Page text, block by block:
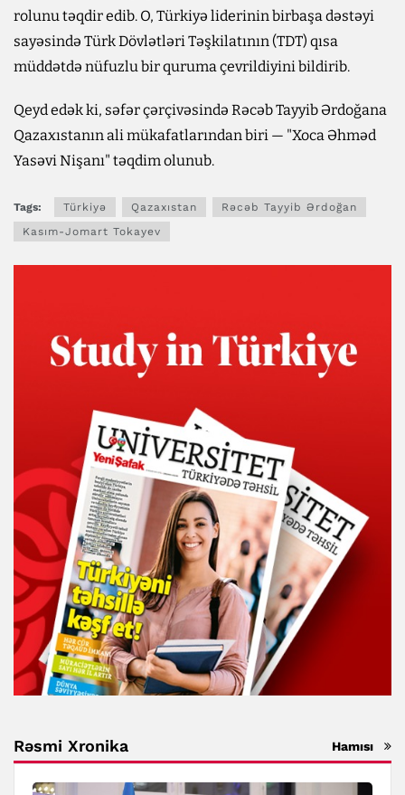
rolunu təqdir edib. O, Türkiyə liderinin birbaşa dəstəyi
sayəsində Türk Dövlətləri Təşkilatının (TDT) qısa
müddətdə nüfuzlu bir quruma çevrildiyini bildirib.
Qeyd edək ki, səfər çərçivəsində Rəcəb Tayyib Ərdoğana
Qazaxıstanın ali mükafatlarından biri — "Xoca Əhməd
Yasəvi Nişanı" təqdim olunub.
Tags: Türkiyə Qazaxıstan
Rəcəb Tayyib Ərdoğan
Kasım-Jomart Tokayev
Rəsmi Xronika Hamısı